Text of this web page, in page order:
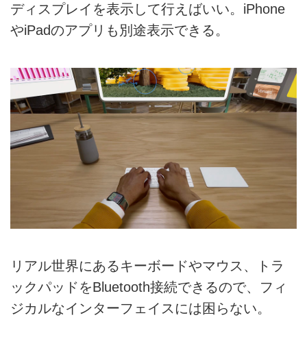
ディスプレイを表示して行えばいい。iPhone
やiPadのアプリも別途表示できる。
リアル世界にあるキーボードやマウス、トラ
ックパッドをBluetooth接続できるので、フィ
ジカルなインターフェイスには困らない。